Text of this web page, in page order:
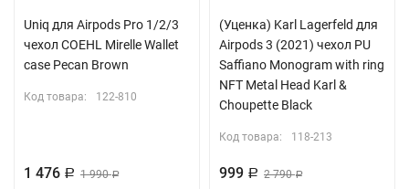
Uniq для Airpods Pro 1/2/3
чехол COEHL Mirelle Wallet
case Pecan Brown
Код товара: 122-810
1 476 Р 1 990Р
(Уценка) Karl Lagerfeld для
Airpods 3 (2021) чехол PU
Saffiano Monogram with ring
NFT Metal Head Karl &
Choupette Black
Код товара: 118-213
999 Р 2 790Р